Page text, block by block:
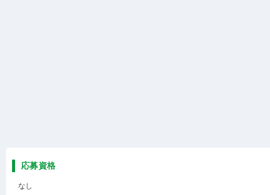
応募資格
なし